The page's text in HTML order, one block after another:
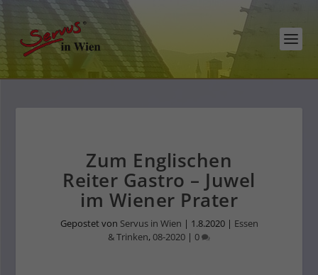
Zum Englischen
Reiter Gastro – Juwel
im Wiener Prater
Gepostet von Servus in Wien | 1.8.2020| Essen
& Trinken,08-2020 | 0